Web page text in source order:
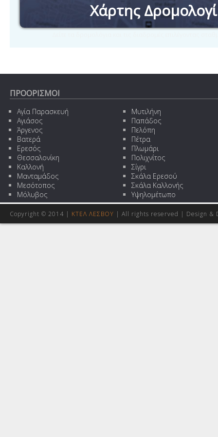
Χάρτης
ΠΡΟΟΡΙΣΜΟΙ
Αγία Παρασκευή
Αγιάσος
Άργενος
Βατερά
Ερεσός
Θεσσαλονίκη
Καλλονή
Μανταμάδος
Μεσότοπος
Μόλυβος
Μυτιλήνη
Παπάδος
Πελόπη
Πέτρα
Πλωμάρι
Πολιχνίτος
Σίγρι
Σκάλα Ερεσού
Σκάλα Καλλονής
Υψηλομέτωπο
Copyright © 2014 | ΚΤΕΛ ΛΕΣΒΟΥ | All rights reserved | Design &